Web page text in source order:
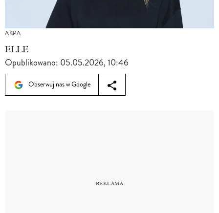
AKPA
ELLE
Opublikowano: 05.05.2026, 10:46
Obserwuj nas w Google